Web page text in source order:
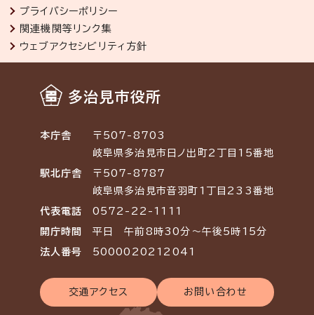
プライバシーポリシー
関連機関等リンク集
ウェブアクセシビリティ方針
多治見市役所
本庁舎
〒507-8703
岐阜県多治見市日ノ出町2丁目15番地
駅北庁舎
〒507-8787
岐阜県多治見市音羽町1丁目233番地
代表電話 0572-22-1111
開庁時間 平日 午前8時30分～午後5時15分
法人番号 5000020212041
交通アクセス お問い合わせ